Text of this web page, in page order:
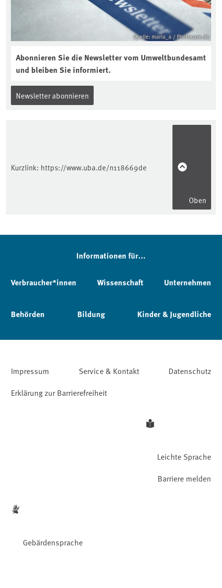
Quelle: maria_a / Photocase.de
Abonnieren Sie die Newsletter vom Umweltbundesamt
und bleiben Sie informiert.
Newsletter abonnieren
Kurzlink: https://www.uba.de/n118669de
Oben
Informationen für...
Verbraucher*innen Wissenschaft Unternehmen
Behörden Bildung Kinder & Jugendliche
Impressum Service & Kontakt
Datenschutz
Erklärung zur Barrierefreiheit
Leichte Sprache
Gebärdensprache
Barriere melden